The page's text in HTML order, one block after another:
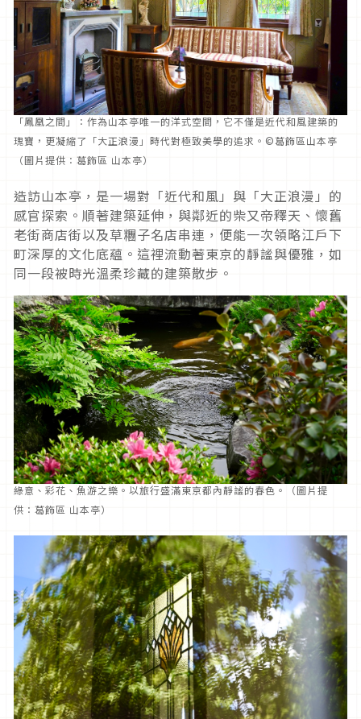
「鳳凰之間」：作為山本亭唯一的洋式空間，它不僅是近代和風建築的
瑰寶，更凝縮了「大正浪漫」時代對極致美學的追求。©葛飾區山本亭
（圖片提供：葛飾區 山本亭）
造訪山本亭，是一場對「近代和風」與「大正浪漫」的
感官探索。順著建築延伸，與鄰近的柴又帝釋天、懷舊
老街商店街以及草糰子名店串連，便能一次領略江戶下
町深厚的文化底蘊。這裡流動著東京的靜謐與優雅，如
同一段被時光溫柔珍藏的建築散步。
綠意、彩花、魚游之樂。以旅行盛滿東京都內靜謐的春色。（圖片提
供：葛飾區 山本亭）